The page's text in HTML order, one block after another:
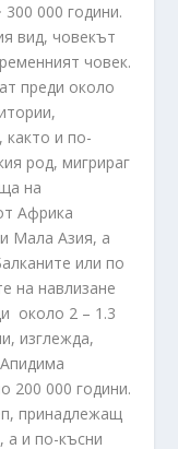
000 години.
вид, човекът
човек.
преди около
както и по-
род, мигрираг
на
Африка
Мала Азия, а
или по
на навлизане
около 2 – 1.3
изглежда,
200 000 години.
принадлежащ
а и по-късни